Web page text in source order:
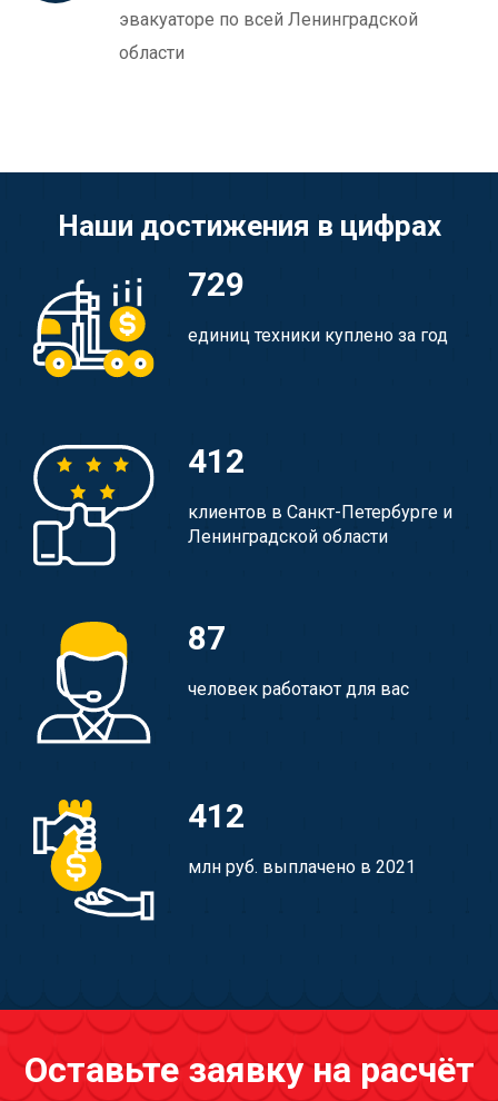
эвакуаторе по всей Ленинградской
области
Наши достижения в цифрах
729
единиц техники куплено за год
412
клиентов в Санкт-Петербурге и
Ленинградской области
87
человек работают для вас
412
млн руб. выплачено в 2021
Оставьте заявку на расчёт